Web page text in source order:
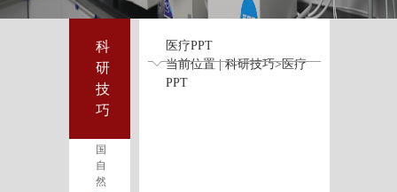
科
研
技
巧
国
自
然
医疗PPT
当前位置 | 科研技巧>医疗
PPT